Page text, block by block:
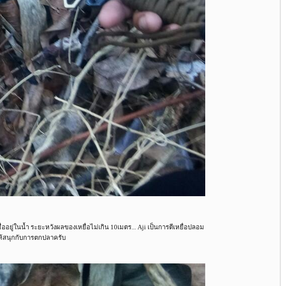
ในน้ำ ระยะหวังผลของเหยื่อไม่เกิน 10เมตร... Aji เป็นการตีเหยื่อปลอม
สนุกกับการตกปลาครับ